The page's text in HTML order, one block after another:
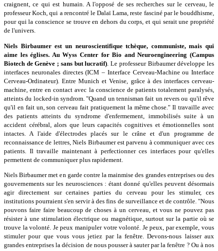
craignent, ce qui est humain. A l'opposé de ses recherches sur le cerveau, le
professeur Koch, qui a rencontré le Dalaï Lama, reste fasciné par le bouddhisme,
pour qui la conscience se trouve en dehors du corps, et qui serait une propriété
de l'univers.
Niels Birbaumer est un neuroscientifique tchèque, communiste, mais qui
aime les églises. Au Wyss Center for Bio and Neuroengineering (Campus
Biotech de Genève ; sans but lucratif) . Le professeur Birbaumer développe les
interfaces neuronales directes (ICM – Interface Cerveau-Machine ou Interface
Cerveau-Ordinateur). Entre Munich et Venise, grâce à des interfaces cerveau-
machine, entre en contact avec la conscience de patients totalement paralysés,
atteints du locked-in syndrom. "Quand un tennisman fait un revers ou qu'il rêve
qu'il en fait un, son cerveau fait pratiquement la même chose." Il travaille avec
des patients atteints du syndrome d'enfermement, immobilisés suite à un
accident cérébral, alors que leurs capacités cognitives et émotionnelles sont
intactes. A l'aide d'électrodes placés sur le crâne et d'un programme de
reconnaissance de lettres, Niels Birbaumer est parvenu à communiquer avec ces
patients. Il travaille maintenant à perfectionner ces interfaces pour qu'elles
permettent de communiquer plus rapidement.
Niels Birbaumer met en garde contre la mainmise des grandes entreprises ou des
gouvernements sur les neurosciences : étant donné qu'elles peuvent désormais
agir directement sur certaines parties du cerveau pour les stimuler, ces
institutions pourraient s'en servir à des fins de surveillance et de contrôle. "Nous
pouvons faire faire beaucoup de choses à un cerveau, et vous ne pouvez pas
résister à une stimulation électrique ou magnétique, surtout sur la partie où se
trouve la volonté. Je peux manipuler votre volonté. Je peux, par exemple, vous
stimuler pour que vous vous jetiez par la fenêtre. Devons-nous laisser aux
grandes entreprises la décision de nous pousser à sauter par la fenêtre ? Ou à nos